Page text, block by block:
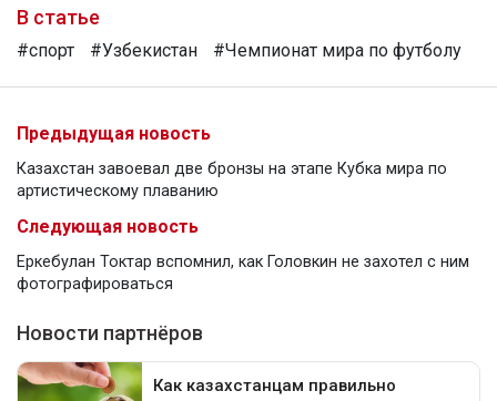
В статье
#спорт #Узбекистан #Чемпионат мира по футболу
Предыдущая новость
Казахстан завоевал две бронзы на этапе Кубка мира по
артистическому плаванию
Следующая новость
Еркебулан Токтар вспомнил, как Головкин не захотел с ним
фотографироваться